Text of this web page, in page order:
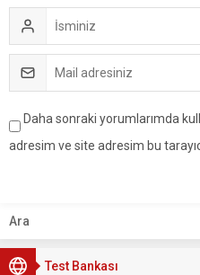
Test Bankası
Daha sonraki yorumlarımda
adresim ve site adresim bu